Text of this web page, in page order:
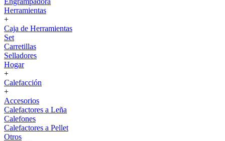
Herramientas
+
Caja de Herramientas
Set
Carretillas
Selladores
Hogar
+
Calefacción
+
Accesorios
Calefactores a Leña
Calefones
Calefactores a Pellet
Otros